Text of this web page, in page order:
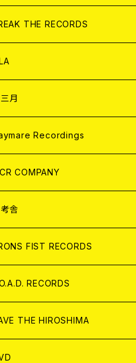
CONTENTS
ログ
ログ
THE RECORDS
レル
月
Recordings
COMPANY
レル
舎
FIST RECORDS
RECORDS
THE HIROSHIMA
レル